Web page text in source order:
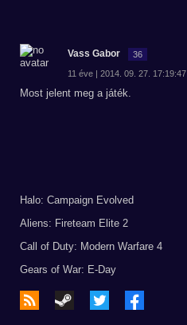
Vass Gabor 36
11 éve | 2014. 09. 27. 17:19:47
Most jelent meg a játék.
Halo: Campaign Evolved
Aliens: Fireteam Elite 2
Call of Duty: Modern Warfare 4
Gears of War: E-Day